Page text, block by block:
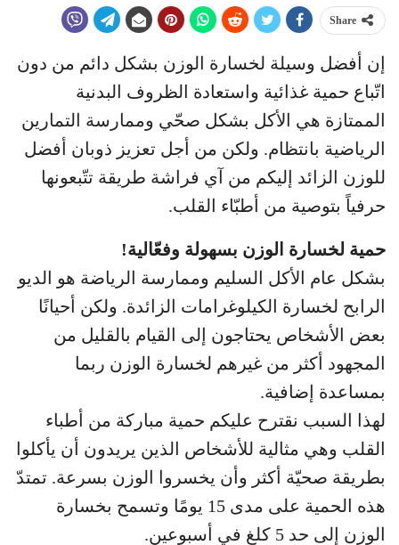
Share
إن أفضل وسيلة لخسارة الوزن بشكل دائم من دون
اتّباع حمية غذائية واستعادة الظروف البدنية
الممتازة هي الأكل بشكل صحّي وممارسة التمارين
الرياضية بانتظام. ولكن من أجل تعزيز ذوبان أفضل
للوزن الزائد إليكم من آي فراشة طريقة تتّبعونها
حرفياً بتوصية من أطبّاء القلب.
حمية لخسارة الوزن بسهولة وفعّالية!
بشكل عام الأكل السليم وممارسة الرياضة هو الديو
الرابح لخسارة الكيلوغرامات الزائدة. ولكن أحيانًا
بعض الأشخاص يحتاجون إلى القيام بالقليل من
المجهود أكثر من غيرهم لخسارة الوزن ربما
بمساعدة إضافية.
لهذا السبب نقترح عليكم حمية مباركة من أطباء
القلب وهي مثالية للأشخاص الذين يريدون أن يأكلوا
بطريقة صحيّة أكثر وأن يخسروا الوزن بسرعة. تمتدّ
هذه الحمية على مدى 15 يومًا وتسمح بخسارة
الوزن إلى حد 5 كلغ في أسبوعين.